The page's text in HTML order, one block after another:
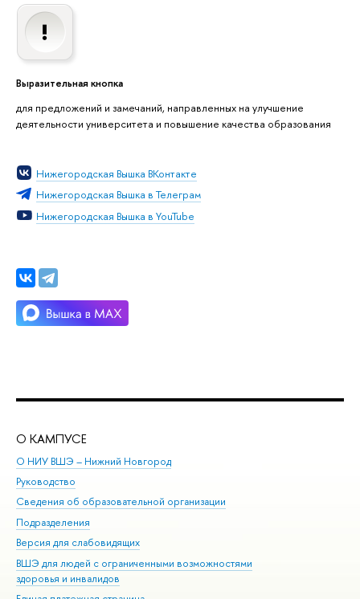
Выразительная кнопка
для предложений и замечаний, направленных на улучшение
деятельности университета и повышение качества образования
Нижегородская Вышка ВКонтакте
Нижегородская Вышка в Телеграм
Нижегородская Вышка в YouTube
О КАМПУСЕ
О НИУ ВШЭ – Нижний Новгород
Руководство
Сведения об образовательной организации
Подразделения
Версия для слабовидящих
ВШЭ для людей с ограниченными возможностями
здоровья и инвалидов